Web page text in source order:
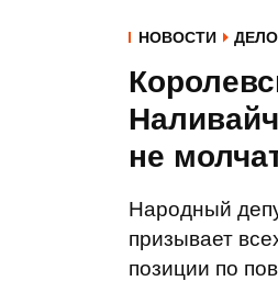
НОВОСТИ
не
Народный
призывает
позиции по